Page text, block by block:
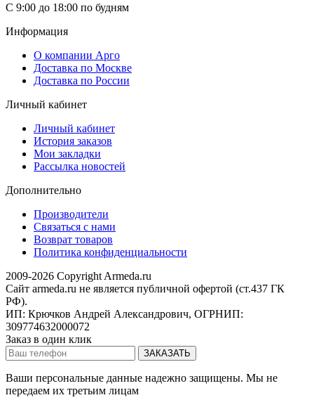
С 9:00 до 18:00 по будням
Информация
О компании Арго
Доставка по Москве
Доставка по России
Личный кабинет
Личный кабинет
История заказов
Мои закладки
Рассылка новостей
Дополнительно
Производители
Связаться с нами
Возврат товаров
Политика конфиденциальности
2009-2026 Copyright Armeda.ru
Сайт armeda.ru не является публичной офертой (ст.437 ГК
РФ).
ИП: Крючков Андрей Александрович, ОГРНИП:
309774632000072
Заказ в один клик
Ваши персональные данные надежно защищены. Мы не
передаем их третьим лицам